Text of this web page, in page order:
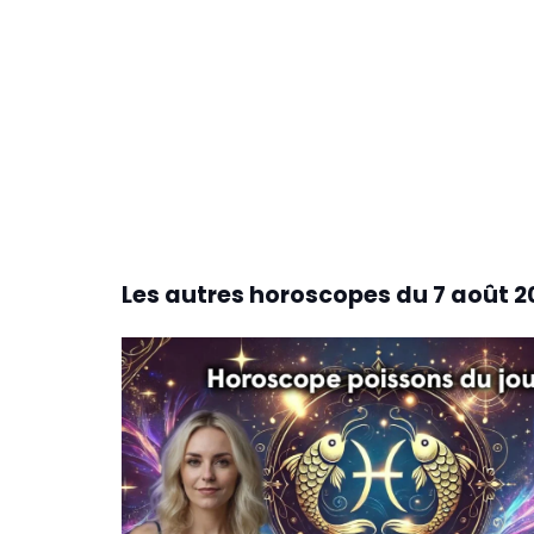
Les autres horoscopes du 7 août